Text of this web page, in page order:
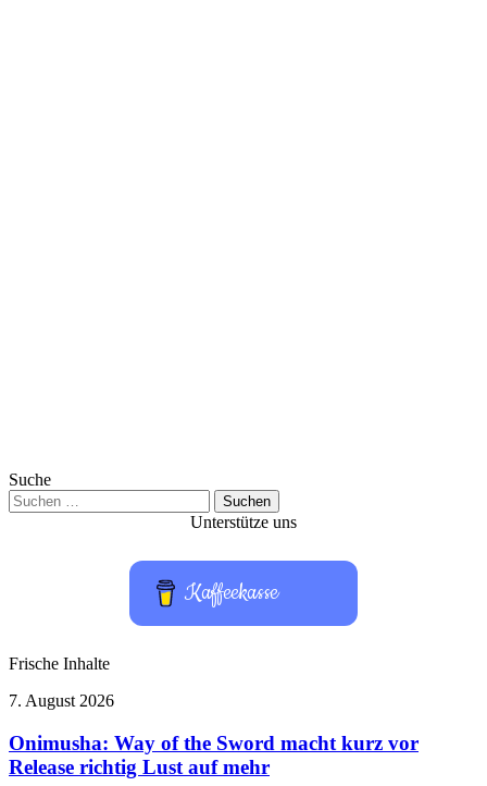
Suche
Suchen
nach:
Unterstütze uns
Kaffeekasse
Frische Inhalte
Onimusha:
of
the
Sword
7. August 2026
Onimusha: Way of the Sword macht kurz vor
Release richtig Lust auf mehr